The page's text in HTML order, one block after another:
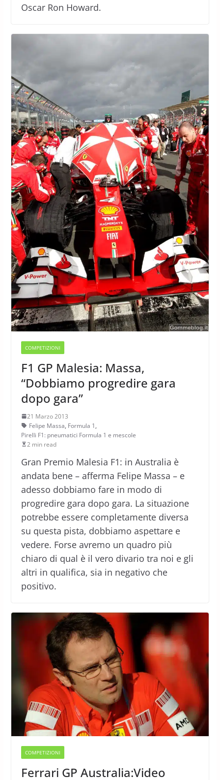
Oscar Ron Howard.
COMPETIZIONI
F1 GP Malesia: Massa,
“Dobbiamo progredire gara
dopo gara”
21 Marzo 2013
Felipe Massa, Formula 1,
Pirelli F1: pneumatici Formula 1 e mescole
2 min read
Gran Premio Malesia F1: in Australia è
andata bene – afferma Felipe Massa – e
adesso dobbiamo fare in modo di
progredire gara dopo gara. La situazione
potrebbe essere completamente diversa
su questa pista, dobbiamo aspettare e
vedere. Forse avremo un quadro più
chiaro di qual è il vero divario tra noi e gli
altri in qualifica, sia in negativo che
positivo.
COMPETIZIONI
Ferrari GP Australia:Video